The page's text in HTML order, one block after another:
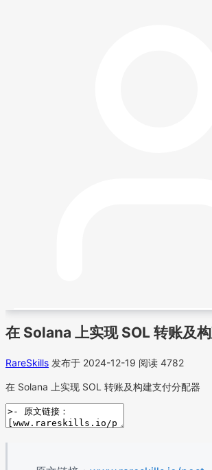
在 Solana 上实现 SOL 转账及
RareSkills 发布于 2024-12-19 阅读 4782
在 Solana 上实现 SOL 转账及构建支付分配器